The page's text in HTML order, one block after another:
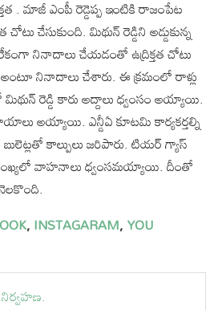
. మాజీ ఎంపీ రెడ్డెప్ప ఇంటికి రాజంపేట
చేసుకుంది. మిథున్ రెడ్డిని అడ్డుకున్న
నినాదాలు చేయడంతో ఉద్రిక్తత చోటు
అంటూ నినాదాలు చేశారు. ఈ క్రమంలో రాళ్లు
మిథున్‌ రెడ్డి కారు అద్దాలు ధ్వంసం అయ్యాయి.
అయ్యాయి. ఎన్డీఏ కూటమి కార్యకర్తల్ని
బులెట్లతో కాల్పులు జరిపారు. టియర్ గ్యాస్
వాహనాలు ధ్వంసమయ్యాయి. దీంతో
,INSTAGARAM,YOU